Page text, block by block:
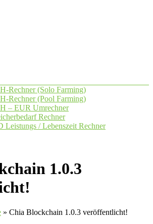
Rechner (Solo Farming)
Rechner (Pool Farming)
– EUR Umrechner
Rechner
Leistungs / Lebenszeit Rechner
1.0.3
» Chia Blockchain 1.0.3 veröffentlicht!